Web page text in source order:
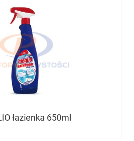
łazienka 650ml